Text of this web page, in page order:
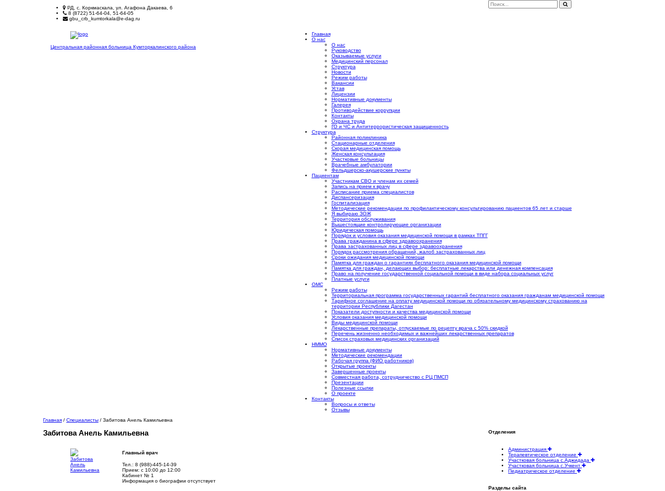
РД, с. Коркмаскала, ул. Агафона Дакаева, 6
8 (8722) 51-64-04, 51-64-05
gbu_crb_kumtorkala@e-dag.ru
Центральная районная больница Кумторкалинского района
Главная
О нас
О нас
Руководство
Оказываемые услуги
Медицинский персонал
Структура
Новости
Режим работы
Вакансии
Устав
Лицензии
Нормативные документы
Галерея
Противодействие коррупции
Контакты
Охрана труда
ГО и ЧС и Антитеррористическая защищенность
Структура
Районная поликлиника
Стационарные отделения
Скорая медицинская помощь
Женская консультация
Участковые больницы
Врачебные амбулатории
Фельдшерско-акушерские пункты
Пациентам
Участникам СВО и членам их семей
Запись на прием к врачу
Расписание приема специалистов
Диспансеризация
Госпитализация
Методические рекомендации по профилактическому консультированию пациентов 65 лет и старше
Я выбираю ЗОЖ
Территория обслуживания
Вышестоящие контролирующие организации
Юридическая помощь
Порядок и условия оказания медицинской помощи в рамках ТПГГ
Права гражданина в сфере здравоохранения
Права застрахованных лиц в сфере здравоохранения
Порядок рассмотрения обращений, жалоб застрахованных лиц
Сроки ожидания медицинской помощи
Памятка для граждан о гарантиях бесплатного оказания медицинской помощи
Памятка для граждан, делающих выбор: бесплатные лекарства или денежная компенсация
Право на получение государственной социальной помощи в виде набора социальных услуг
Платные услуги
ОМС
Режим работы
Территориальная программа государственных гарантий бесплатного оказания гражданам медицинской помощи
Тарифное соглашение на оплату медицинской помощи по обязательному медицинскому страхованию на
территории Республики Дагестан
Показатели доступности и качества медицинской помощи
Условия оказания медицинской помощи
Виды медицинской помощи
Лекарственные препараты, отпускаемые по рецепту врача с 50% скидкой
Перечень жизненно необходимых и важнейших лекарственных препаратов
Список страховых медицинских организаций
НММО
Нормативные документы
Методические рекомендации
Рабочая группа (ФИО работников)
Открытые проекты
Завершенные проекты
Совместная работа, сотрудничество с РЦ ПМСП
Презентации
Полезные ссылки
О проекте
Контакты
Вопросы и ответы
Отзывы
Главная / Специалисты / Забитова Анель Камильевна
ЗабитоваАнель Камильевна
Главный врач
Тел.: 8 (988)-445-14-39
Прием: с 10:00 до 12:00
Кабинет № 1
Информация о биографии отсутствует
Отделения
Администрация
Терапевтическое отделение
Участковая больница с.Аджидада
Участковая больница с.Учкент
Педиатрическое отделение
Разделы сайта